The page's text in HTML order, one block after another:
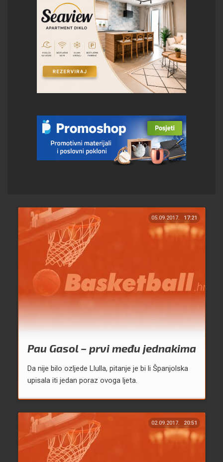
05.09.2017. 17:21
Pau Gasol – prvi među jednakima
Da nije bilo ozljede Llulla, pitanje je bi li Španjolska
upisala iti jedan poraz ovoga ljeta.
02.09.2017. 20:51